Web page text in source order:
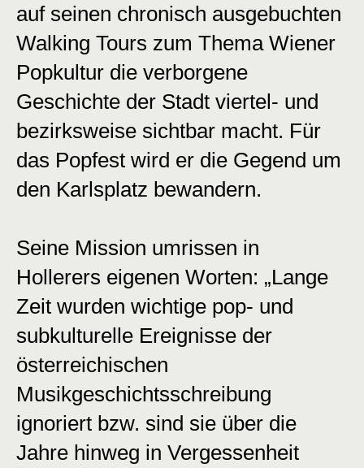
auf seinen chronisch ausgebuchten
Walking Tours zum Thema Wiener
Popkultur die verborgene
Geschichte der Stadt viertel- und
bezirksweise sichtbar macht. Für
das Popfest wird er die Gegend um
den Karlsplatz bewandern.
Seine Mission umrissen in
Hollerers eigenen Worten: „Lange
Zeit wurden wichtige pop- und
subkulturelle Ereignisse der
österreichischen
Musikgeschichtsschreibung
ignoriert bzw. sind sie über die
Jahre hinweg in Vergessenheit